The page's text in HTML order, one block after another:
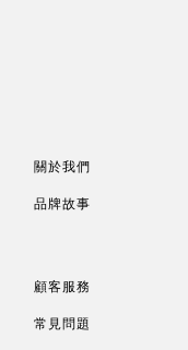
關於我們
品牌故事
顧客服務
常見問題